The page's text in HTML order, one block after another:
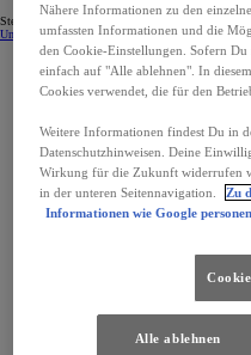
Steigen Sie gleich in Ihren Toyota ein. Finden Sie
Unsere GebrauchtwagenSofort verfügbare Fahrzeuge
Unsere
Nähere Informationen zu den
umfassten Informationen und die
den Cookie-Einstellungen. Sofern
einfach auf "Alle ablehnen". In
Cookies verwendet, die für den
Weitere Informationen findest Du in
Datenschutzhinweisen. Deine
Wirkung für die Zukunft widerrufen
in der unteren Seitennavigation.
Zu
Informationen wie Google
Alle ablehnen